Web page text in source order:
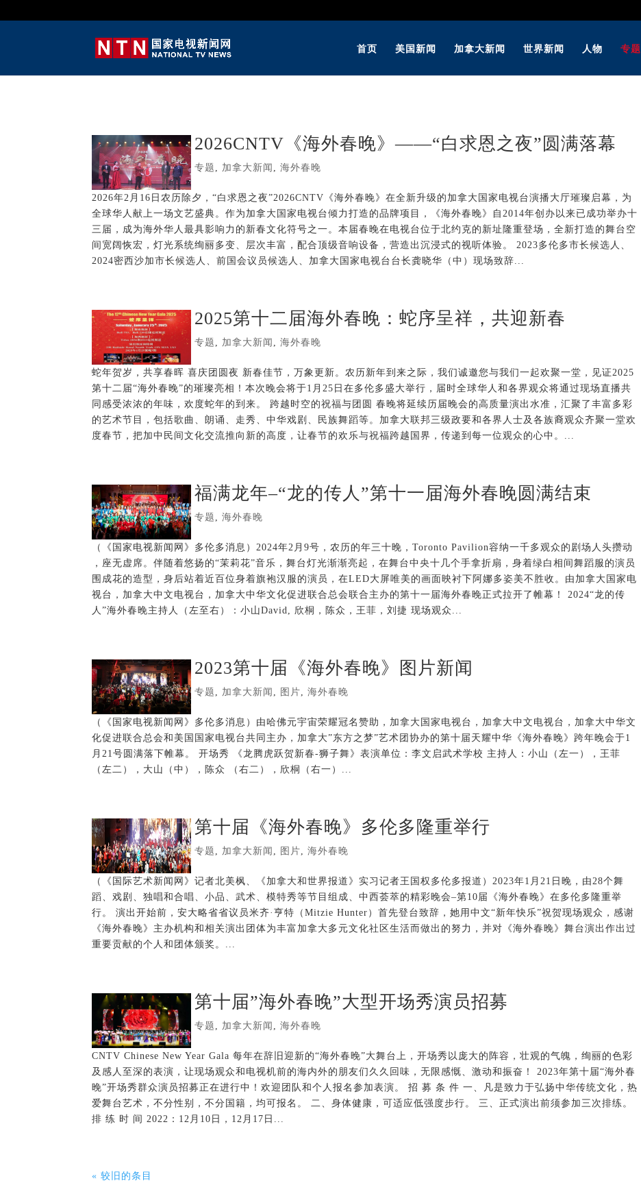
首页 美国新闻 加拿大新闻 世界新闻 人物 专题
2026CNTV《海外春晚》——“白求恩之夜”圆满落幕
专题 , 加拿大新闻 ,海外春晚
2026年2月16日农历除夕，“白求恩之夜”2026CNTV《海外春晚》在全新升级的加拿大国家电视台演播大厅璀璨启幕，为
全球华人献上一场文艺盛典。作为加拿大国家电视台倾力打造的品牌项目，《海外春晚》自2014年创办以来已成功举办十
三届，成为海外华人最具影响力的新春文化符号之一。本届春晚在电视台位于北约克的新址隆重登场，全新打造的舞台空
间宽阔恢宏，灯光系统绚丽多变、层次丰富，配合顶级音响设备，营造出沉浸式的视听体验。 2023多伦多市长候选人、
2024密西沙加市长候选人、前国会议员候选人、加拿大国家电视台台长龚晓华（中）现场致辞...
2025第十二届海外春晚：蛇序呈祥，共迎新春
专题 , 加拿大新闻 ,海外春晚
蛇年贺岁，共享春晖 喜庆团圆夜 新春佳节，万象更新。农历新年到来之际，我们诚邀您与我们一起欢聚一堂，见证2025
第十二届“海外春晚”的璀璨亮相！本次晚会将于1月25日在多伦多盛大举行，届时全球华人和各界观众将通过现场直播共
同感受浓浓的年味，欢度蛇年的到来。 跨越时空的祝福与团圆 春晚将延续历届晚会的高质量演出水准，汇聚了丰富多彩
的艺术节目，包括歌曲、朗诵、走秀、中华戏剧、民族舞蹈等。加拿大联邦三级政要和各界人士及各族裔观众齐聚一堂欢
度春节，把加中民间文化交流推向新的高度，让春节的欢乐与祝福跨越国界，传递到每一位观众的心中。...
福满龙年–“龙的传人”第十一届海外春晚圆满结束
专题 ,海外春晚
（《国家电视新闻网》多伦多消息）2024年2月9号，农历的年三十晚，Toronto Pavilion容纳一千多观众的剧场人头攒动
，座无虚席。伴随着悠扬的“茉莉花”音乐，舞台灯光渐渐亮起，在舞台中央十几个手拿折扇，身着绿白相间舞蹈服的演员
围成花的造型，身后站着近百位身着旗袍汉服的演员，在LED大屏唯美的画面映衬下阿娜多姿美不胜收。由加拿大国家电
视台，加拿大中文电视台，加拿大中华文化促进联合总会联合主办的第十一届海外春晚正式拉开了帷幕！ 2024“龙的传
人”海外春晚主持人（左至右）：小山David, 欣桐，陈众，王菲，刘捷 现场观众...
2023第十届《海外春晚》图片新闻
专题 , 加拿大新闻 , 图片,海外春晚
（《国家电视新闻网》多伦多消息）由哈佛元宇宙荣耀冠名赞助，加拿大国家电视台，加拿大中文电视台，加拿大中华文
化促进联合总会和美国国家电视台共同主办，加拿大”东方之梦”艺术团协办的第十届天耀中华《海外春晚》跨年晚会于1
月21号圆满落下帷幕。 开场秀 《龙腾虎跃贺新春-狮子舞》表演单位：李文启武术学校 主持人：小山（左一），王菲
（左二），大山（中），陈众 （右二），欣桐（右一）...
第十届《海外春晚》多伦多隆重举行
专题 , 加拿大新闻 , 图片,海外春晚
（《国际艺术新闻网》记者北美枫、《加拿大和世界报道》实习记者王国权多伦多报道）2023年1月21日晚，由28个舞
蹈、戏剧、独唱和合唱、小品、武术、模特秀等节目组成、中西荟萃的精彩晚会–第10届《海外春晚》在多伦多隆重举
行。 演出开始前，安大略省省议员米齐·亨特（Mitzie Hunter）首先登台致辞，她用中文“新年快乐”祝贺现场观众，感谢
《海外春晚》主办机构和相关演出团体为丰富加拿大多元文化社区生活而做出的努力，并对《海外春晚》舞台演出作出过
重要贡献的个人和团体颁奖。...
第十届”海外春晚”大型开场秀演员招募
专题 , 加拿大新闻 ,海外春晚
CNTV Chinese New Year Gala 每年在辞旧迎新的“海外春晚”大舞台上，开场秀以庞大的阵容，壮观的气魄，绚丽的色彩
及感人至深的表演，让现场观众和电视机前的海内外的朋友们久久回味，无限感慨、激动和振奋！ 2023年第十届“海外春
晚”开场秀群众演员招募正在进行中！欢迎团队和个人报名参加表演。 招 募 条 件 一、凡是致力于弘扬中华传统文化，热
爱舞台艺术，不分性别，不分国籍，均可报名。 二、身体健康，可适应低强度步行。 三、正式演出前须参加三次排练。
排 练 时 间 2022：12月10日，12月17日...
« 较旧的条目